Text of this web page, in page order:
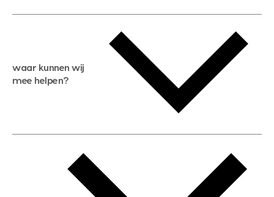
waar kunnen wij
mee helpen?
gratis zoekservice
huis verkopen